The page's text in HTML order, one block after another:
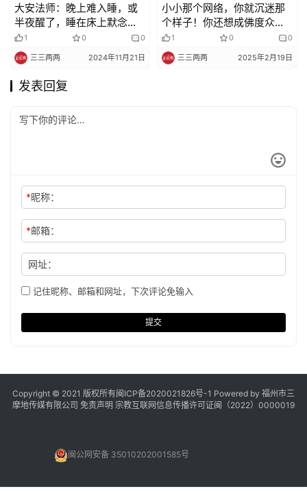
大安法师：晚上难入睡，或
半夜醒了，睡在床上默念佛
号，这合法吗？
1 0 0
三三两两 2024年11月21日
小小那个网络，你就沉迷那
个样子！你还想成佛度众
生，度你个头啊……
1 0 0
三三两两 2025年2月19日
发表回复
*昵称：
*邮箱：
网址：
记住昵称、邮箱和网址，下次评论免输入
提交
Copyright © 2021 版权所有闽ICP备2020021826号-1 Powered by 福州市三
摩地传媒有限公司 免责声明 宗教互联网信息传播许可证闽（2022）0000019
闽公网安备 35010202001585号